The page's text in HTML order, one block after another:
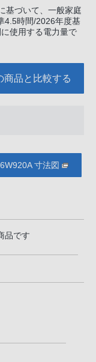
基づいて、一般家庭
4.5時間/2026年度基
使用する電力量で
商品と比較する
寸法図
品です